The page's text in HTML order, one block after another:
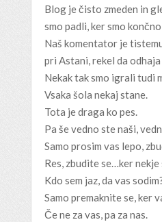
Blog je čisto zmeden in
smo padli, ker smo
Naš komentator je
pri Astani, rekel da
Nekak tak smo igrali tudi
Vsaka šola nekaj stane.
Tota je draga ko pes.
Pa še vedno ste naši,
Samo prosim vas lepo,
Res, zbudite se…ker nekje
Kdo sem jaz, da vas
Samo premaknite se, ker
Če ne za vas, pa za nas.